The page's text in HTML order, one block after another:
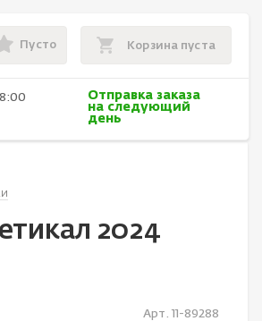
Пусто Корзина пуста
Отправка заказа
на следующий
день
2024
Арт. 11-89288